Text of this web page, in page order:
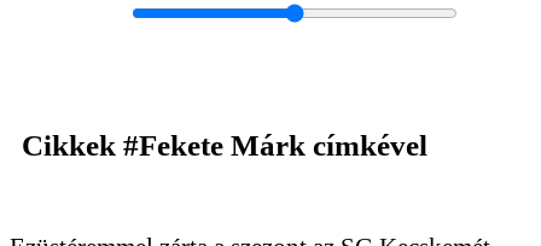
Cikkek #Fekete Márk címkével